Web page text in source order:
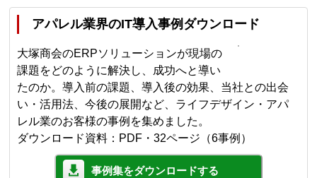
アパレル業界のIT導入事例ダウンロード
大塚商会のERPソリューションが現場の
課題をどのように解決し、成功へと導い
たのか。導入前の課題、導入後の効果、当社との出会
い・活用法、今後の展開など、ライフデザイン・アパ
レル業のお客様の事例を集めました。
ダウンロード資料：PDF・32ページ（6事例）
事例集をダウンロードする